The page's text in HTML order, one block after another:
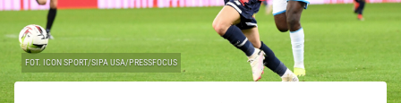
FOT. ICON SPORT/SIPA USA/PRESSFOCUS